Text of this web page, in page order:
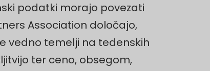
podatki morajo povezati
Association določajo,
vedno temelji na tedenskih
ter ceno, obsegom,